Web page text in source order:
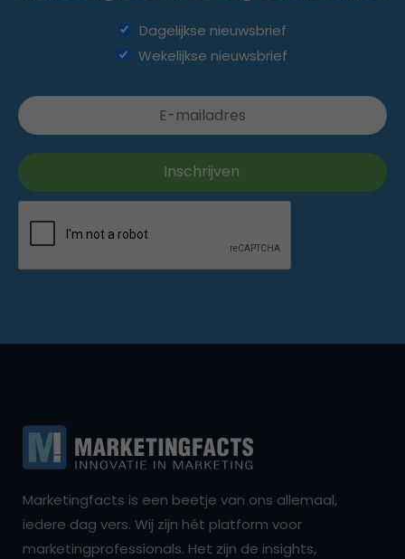
Dagelijkse nieuwsbrief
Wekelijkse nieuwsbrief
Marketingfacts is een beetje van ons allemaal,
iedere dag vers. Wij zijn hét platform voor
marketingprofessionals. Het zijn de insights,